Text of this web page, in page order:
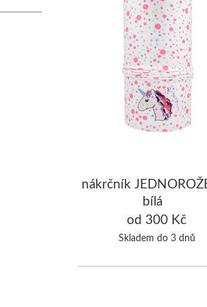
nákrčník
bílá
od 300 Kč
Skladem do 3 dnů